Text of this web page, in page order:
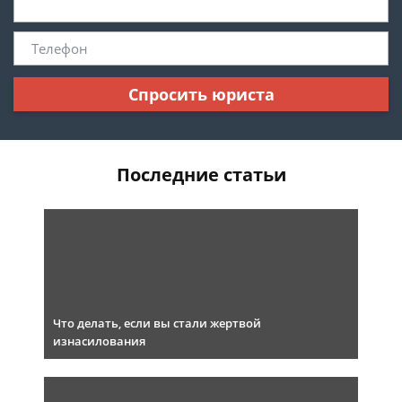
Спросить юриста
Последние статьи
Что делать, если вы стали жертвой
изнасилования